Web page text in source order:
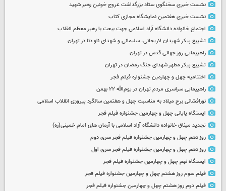
نشست خبری سخنگوی ستاد بزرگداشت عروج خونین رهبر شهید
نشست خبری هفتمین نمایشگاه مجازی کتاب
اجتماع خانواده دانشگاه آزاد اسلامی جهت بیعت با رهبر معظم انقلاب
تشییع پیکر شهیدان لاریجانی، سلیمانی و شهدای ناو دنا در تهران
راهپیمایی روز جهانی قدس در تهران
تشییع پیکر مطهر شهدای جنگ رمضان در تهران
اختتامیه چهل و چهارمین جشنواره فیلم فجر
راهپیمایی سراسری مردم تهران در یوم‌الله ۲۲ بهمن
نورافشانی برج میلاد به مناسبت چهل‌ و هفتمین سالگرد پیروزی انقلاب اسلامی
ایستگاه پایانی چهل و چهارمین جشنواره فیلم فجر
تجدید میثاق خانواده دانشگاه آزاد اسلامی با آرمان های امام خمینی(ره)
روز دهم چهل و چهارمین جشنواره فیلم فجر سری دوم
روز دهم چهل و چهارمین جشنواره فیلم فجر سری اول
ایستگاه نهم چهل و چهارمین جشنواره فیلم فجر
فیلم سوم روز هشتم چهل و چهارمین جشنواره فیلم فجر
فیلم دوم روز هشتم چهل و چهارمین جشنواره فیلم فجر